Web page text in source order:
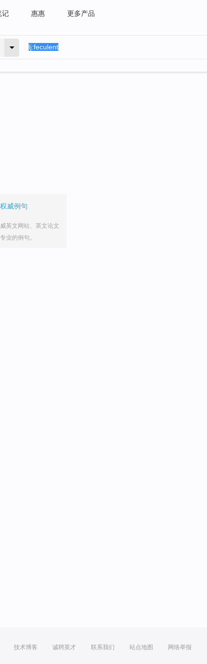
记 惠惠 更多产品
权威例句
英文网站、英文论文
业的例句。
技术博客 诚聘英才 联系我们 站点地图 网络举报